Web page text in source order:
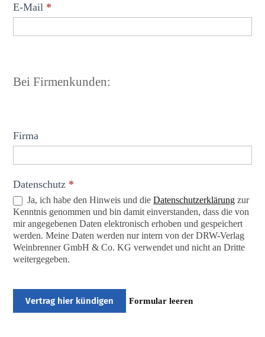
E-Mail *
Bei Firmenkunden:
Firma
Datenschutz *
Ja, ich habe den Hinweis und dieDatenschutzerklärung zur
Kenntnis genommen und bin damit einverstanden, dass die von
mir angegebenen Daten elektronisch erhoben und gespeichert
werden. Meine Daten werden nur intern von der DRW-Verlag
Weinbrenner GmbH & Co. KG verwendet und nicht an Dritte
weitergegeben.
Vertrag hier kündigen Formular leeren